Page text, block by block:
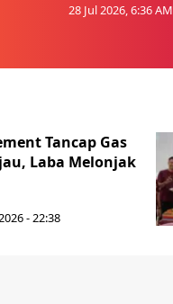
28 Jul 2026, 6:36 AM
Tancap Gas
Laba Melonjak
- 22:38